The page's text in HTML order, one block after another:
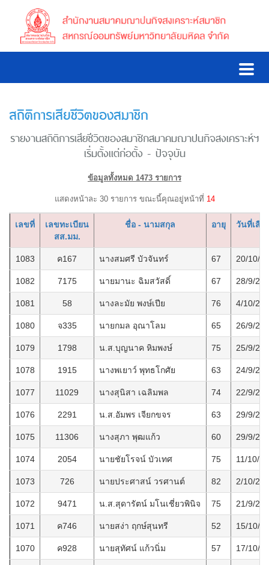
สถิติการเสียชีวิตของสมาชิก
รายงานสถิติการเสียชีวิตของสมาชิกสมาคมฌาปนกิจสงเคราะห์ฯ
เริ่มตั้งแต่ก่อตั้ง - ปัจจุบัน
ข้อมูลทั้งหมด 1473 รายการ
แสดงหน้าละ 30 รายการ ขณะนี้คุณอยู่หน้าที่ 14
เลขที่
เลขทะเบียน
สส.มม.
ชื่อ - นามสกุล อายุ วันที่เสีย
1083 ค167 นางสมศรี บัวจันทร์ 67 20/10/
1082 7175 นายมานะ ฉิมสวัสดิ์ 67 28/9/
1081 58 นางละมัย พงษ์เปีย 76 4/10/
1080 จ335 นายกมล อุณาโลม 65 26/9/
1079 1798 น.ส.บุญนาค หิมพงษ์ 75 25/9/
1078 1915 นางพเยาว์ พุทธโกศัย 63 24/9/
1077 11029 นางสุนิสา เฉลิมพล 74 22/9/
1076 2291 น.ส.อัมพร เจียกขจร 63 29/9/
1075 11306 นางสุภา พุฒแก้ว 60 29/9/
1074 2054 นายชัยโรจน์ บัวเทศ 75 11/10/
1073 726 นายประศาสน์ วรศานต์ 82 2/10/
1072 9471 น.ส.สุดารัตน์ มโนเชี่ยวพินิจ 75 21/9/
1071 ค746 นายสง่า ฤกษ์สุนทรี 52 15/10/
1070 ค928 นายสุทัศน์ แก้วนิ่ม 57 17/10/